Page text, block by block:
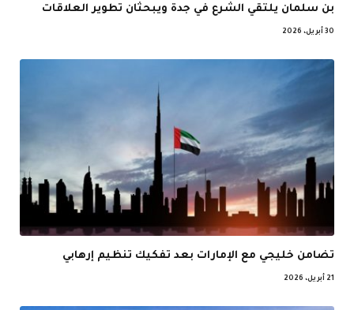
بن سلمان يلتقي الشرع في جدة ويبحثان تطوير العلاقات
30 أبريل، 2026
تضامن خليجي مع الإمارات بعد تفكيك تنظيم إرهابي
21 أبريل، 2026